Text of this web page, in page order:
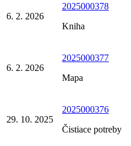
6. 2. 2026
2025000378
Kniha
6. 2. 2026
2025000377
Mapa
29. 10. 2025
2025000376
Čistiace potreby